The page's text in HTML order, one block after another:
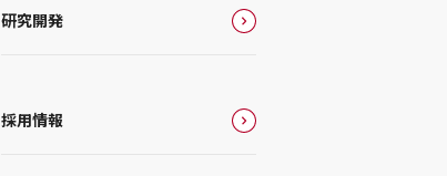
研究開発
採用情報